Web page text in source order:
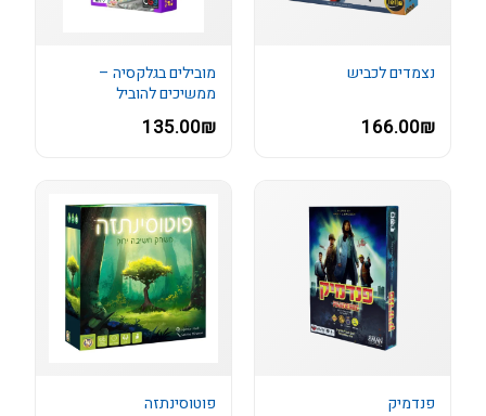
נצמדים לכביש
166.00₪
מובילים בגלקסיה –
ממשיכים להוביל
135.00₪
פנדמיק פוטוסינתזה